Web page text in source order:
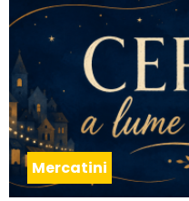
Mercatini